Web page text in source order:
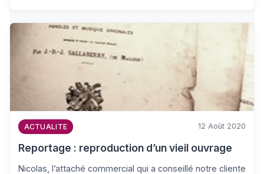
ACTUALITE 12 Août 2020
Reportage : reproduction d’un vieil ouvrage
Nicolas, l’attaché commercial qui a conseillé notre cliente